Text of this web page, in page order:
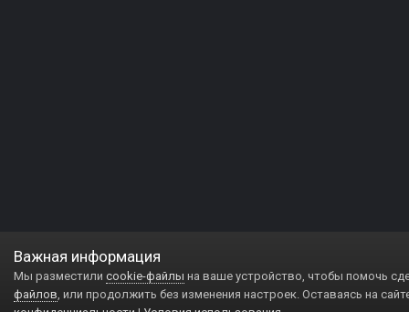
Важная информация
Мы разместили cookie-файлы на ваше устройство, чтобы помочь
файлов, или продолжить без изменения настроек. Оставаясь на